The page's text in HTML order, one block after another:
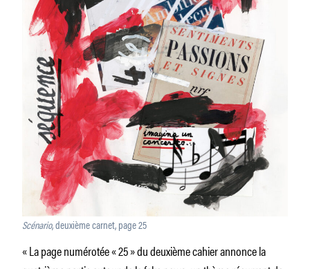
Scénario, deuxième carnet, page 25
« La page numérotée « 25 » du deuxième cahier annonce la